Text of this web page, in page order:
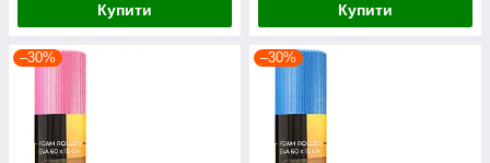
Купити Купити
–30% –30%